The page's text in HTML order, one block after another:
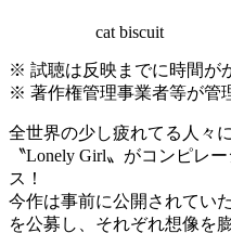
cat biscuit
※ 試聴は反映までに時間が
※ 著作権管理事業者等が管
全世界の少し疲れてる人々
〝Lonely Girl〟がコンピレ
ス！
今作は事前に公開されてい
を公募し、それぞれ想像を